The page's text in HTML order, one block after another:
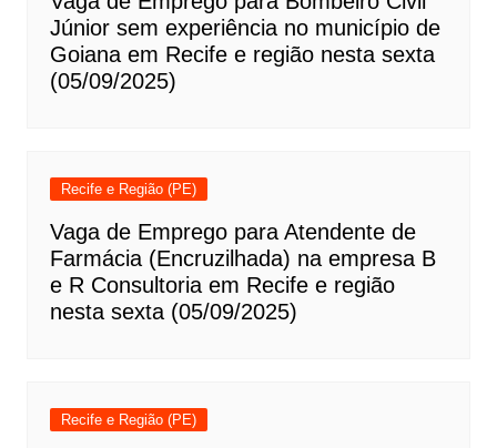
Júnior sem experiência no município de
Goiana em Recife e região nesta sexta
(05/09/2025)
Recife e Região (PE)
Vaga de Emprego para Atendente de
Farmácia (Encruzilhada) na empresa B
e R Consultoria em Recife e região
nesta sexta (05/09/2025)
Recife e Região (PE)